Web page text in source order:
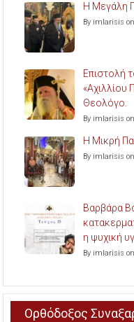
Η Μεγάλη
By imlarisis
Επιστολή
«Αχιλλίου
Θεολόγο.
By imlarisis
Η Μικρή
By imlarisis
Βαρβάρα
η ψυχική
By imlarisis
Ορθόδοξος